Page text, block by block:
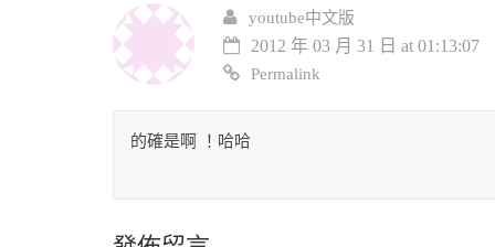
youtube中文版
2012 年 03 月 31 日 at 01:13:07
Permalink
的確是啊 ！哈哈